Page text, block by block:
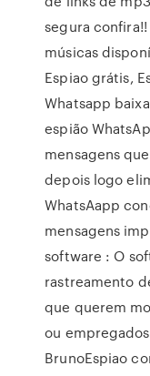
segura
músicas
Espiao grátis,
Whatsapp
espião
mensagens
depois logo
WhatsAapp
mensagens
software : O
rastreamento
que querem
ou
BrunoEspiao